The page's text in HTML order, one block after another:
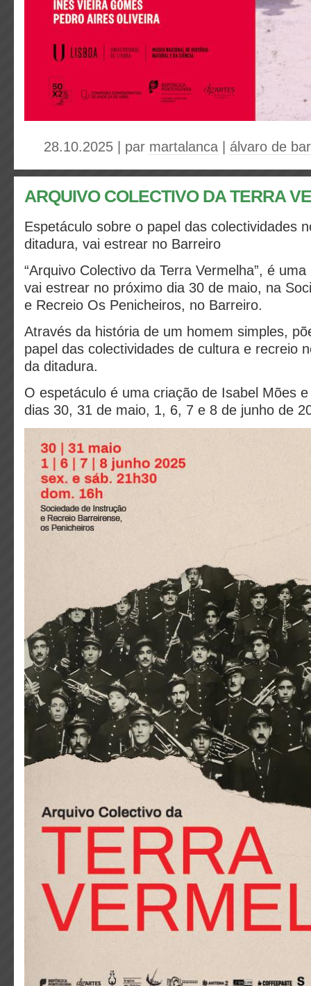
28.10.2025 | par martalanca álvaro de
ARQUIVO COLECTIVO DA TERRA
Espetáculo sobre o papel das colectividades
ditadura, vai estrear no Barreiro
“Arquivo Colectivo da Terra Vermelha”, é
vai estrear no próximo dia 30 de maio, na
e Recreio Os Penicheiros, no Barreiro.
Através da história de um homem simples,
papel das colectividades de cultura e recreio
da ditadura.
O espetáculo é uma criação de Isabel Mões
dias 30, 31 de maio, 1, 6, 7 e 8 de junho de